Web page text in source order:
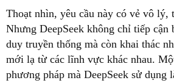
Thoạt nhìn, yêu cầu này có vẻ vô lý,
Nhưng DeepSeek không chỉ tiếp
duy truyền thống mà còn khai thác
mới lạ từ các lĩnh vực khác nhau.
phương pháp mà DeepSeek sử dụng